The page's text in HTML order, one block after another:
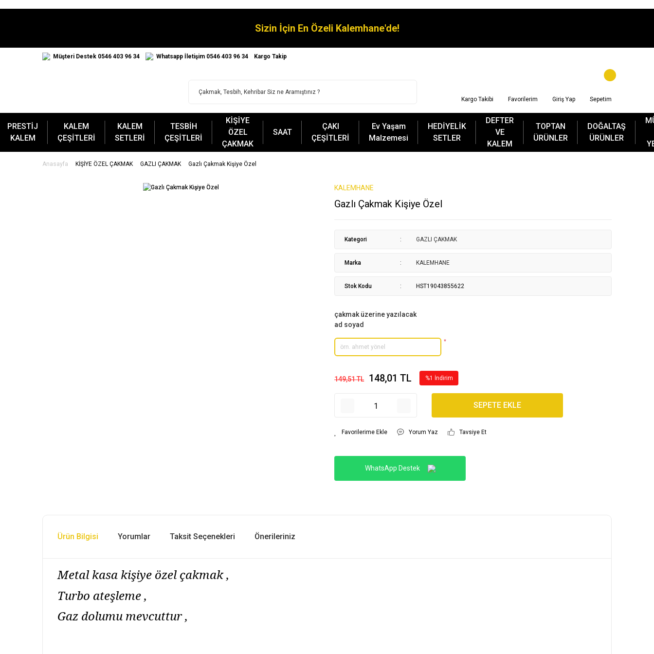
Sizin İçin En Özeli Kalemhane'de!
Müşteri Destek 0546 403 96 34 Whatsapp İletişim 0546 403 96 34 Kargo Takip
Kargo Takibi Favorilerim Giriş Yap Sepetim
PRESTİJ
KALEM
KALEM
ÇEŞİTLERİ
KALEM
SETLERİ
TESBİH
ÇEŞİTLERİ
KİŞİYE
ÖZEL
ÇAKMAK
SAAT
ÇAKI
ÇEŞİTLERİ
Ev Yaşam
Malzemesi
HEDİYELİK
SETLER
DEFTER
VE
KALEM
TOPTAN
ÜRÜNLER
DOĞALTAŞ
ÜRÜNLER
Anasayfa KİŞİYE ÖZEL ÇAKMAK GAZLI ÇAKMAK Gazlı Çakmak Kişiye Özel
KALEMHANE
Gazlı Çakmak Kişiye Özel
Kategori GAZLI ÇAKMAK
Marka KALEMHANE
Stok Kodu HST19043855622
çakmak üzerine yazılacak
ad soyad
*
149,51 TL 148,01 TL %1 İndirim
SEPETE EKLE
Yorum Yaz Tavsiye Et
WhatsApp Destek
Ürün Bilgisi Yorumlar Taksit Seçenekleri Önerileriniz
Metal kasa kişiye özel çakmak ,
Turbo ateşleme ,
Gaz dolumu mevcuttur ,